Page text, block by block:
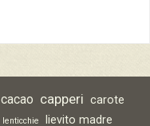
cacao capperi carote
lenticchie lievito madre